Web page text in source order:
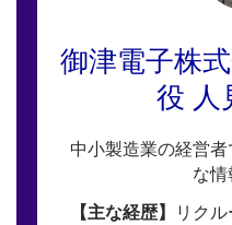
御津電子株
役
中小製造業の経営
な
【主な経歴】
リク